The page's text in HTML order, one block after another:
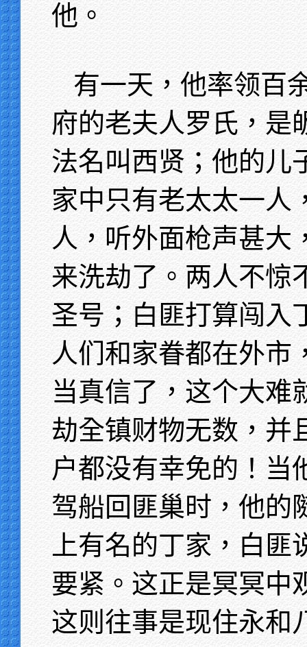
他。
有一天，他率领百
府的老夫人罗氏，是
法名叫西贤；他的儿
家中只有老太太一人
人，听外面枪声甚大
来洗劫了。两人不惊
圣号；白匪打算闯入
人们和家眷都在外市
当真信了，这个大难
劫全镇财物无数，并
户都没有幸免的！当
驾船回匪巢时，他的
上有名的丁家，白
要紧。这正是冥冥中
这则往事是现住永和